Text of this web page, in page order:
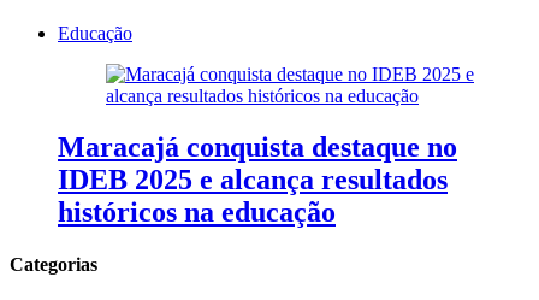
Educação
Maracajá conquista destaque no
IDEB 2025 e alcança resultados
históricos na educação
Categorias